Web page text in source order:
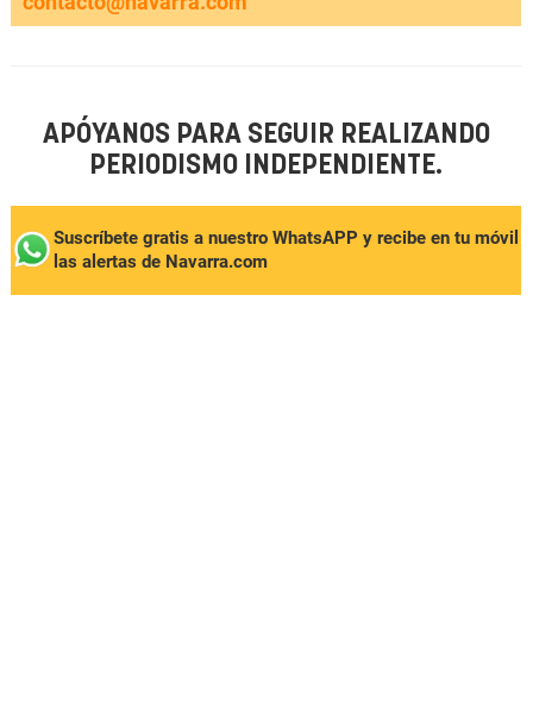
APÓYANOS PARA SEGUIR REALIZANDO
PERIODISMO INDEPENDIENTE.
Suscríbete gratis a nuestro WhatsAPP y recibe en tu móvil
las alertas de Navarra.com